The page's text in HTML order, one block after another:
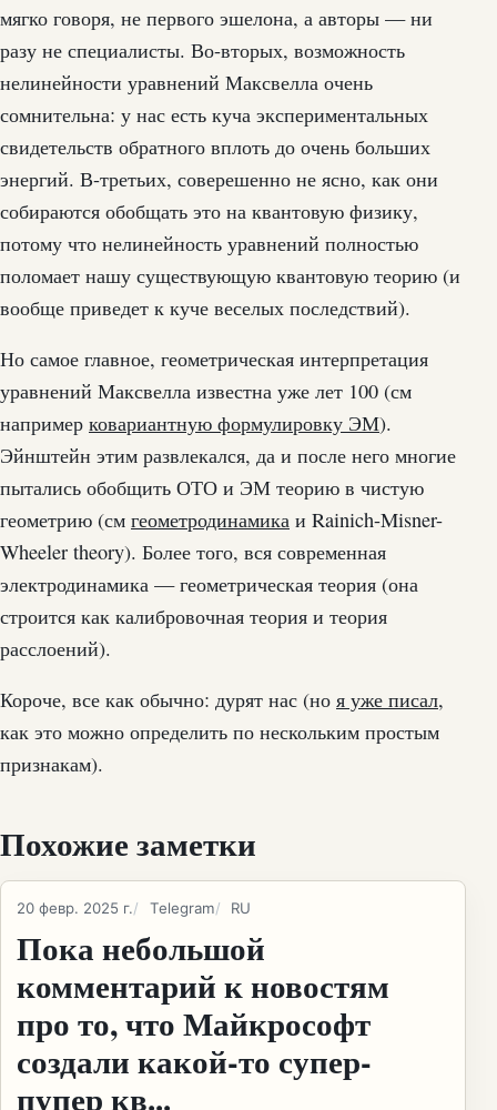
мягко говоря, не первого эшелона, а авторы — ни
разу не специалисты. Во-вторых, возможность
нелинейности уравнений Максвелла очень
сомнительна: у нас есть куча экспериментальных
свидетельств обратного вплоть до очень больших
энергий. В-третьих, соверешенно не ясно, как они
собираются обобщать это на квантовую физику,
потому что нелинейность уравнений полностью
поломает нашу существующую квантовую теорию (и
вообще приведет к куче веселых последствий).
Но самое главное, геометрическая интерпретация
уравнений Максвелла известна уже лет 100 (см
например ковариантную формулировку ЭМ).
Эйнштейн этим развлекался, да и после него многие
пытались обобщить ОТО и ЭМ теорию в чистую
геометрию (см геометродинамика и Rainich-Misner-
Wheeler theory). Более того, вся современная
электродинамика — геометрическая теория (она
строится как калибровочная теория и теория
расслоений).
Короче, все как обычно: дурят нас (но я уже писал,
как это можно определить по нескольким простым
признакам).
Похожие заметки
20 февр. 2025 г. Telegram RU
Пока небольшой
комментарий к новостям
про то, что Майкрософт
создали какой-то супер-
пупер кв...